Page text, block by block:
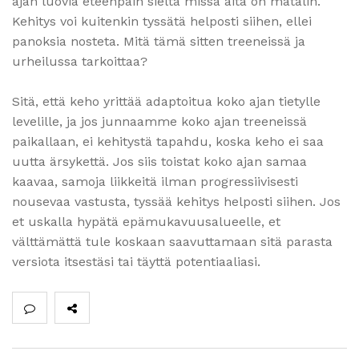
Kehitys voi kuitenkin tyssätä helposti siihen, ellei
panoksia nosteta. Mitä tämä sitten treeneissä ja
urheilussa tarkoittaa?
Sitä, että keho yrittää adaptoitua koko ajan tietylle
levelille, ja jos junnaamme koko ajan treeneissä
paikallaan, ei kehitystä tapahdu, koska keho ei saa
uutta ärsykettä. Jos siis toistat koko ajan samaa
kaavaa, samoja liikkeitä ilman progressiivisesti
nousevaa vastusta, tyssää kehitys helposti siihen. Jos
et uskalla hypätä epämukavuusalueelle, et
välttämättä tule koskaan saavuttamaan sitä parasta
versiota itsestäsi tai täyttä potentiaaliasi.